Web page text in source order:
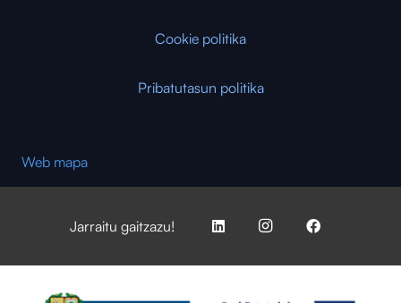
Cookie politika
Pribatutasun politika
Web mapa
Jarraitu gaitzazu!